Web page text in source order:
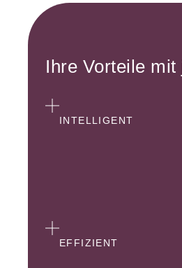
Ihre Vorteile mit
INTELLIGENT
EFFIZIENT